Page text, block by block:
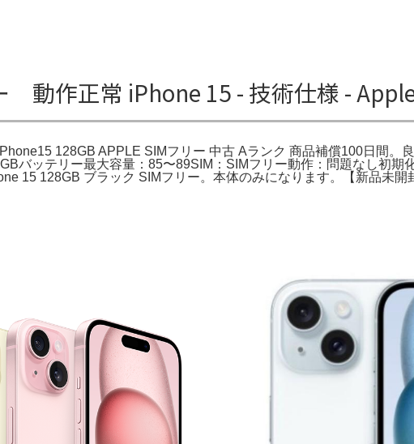
動作正常 iPhone 15 - 技術仕様 -
128GB APPLE SIMフリー 中古 Aランク 商品補償100日間。
バッテリー最大容量：85〜89SIM：SIMフリー動作：問題なし初期
15 128GB ブラック SIMフリー。本体のみになります。【新品未